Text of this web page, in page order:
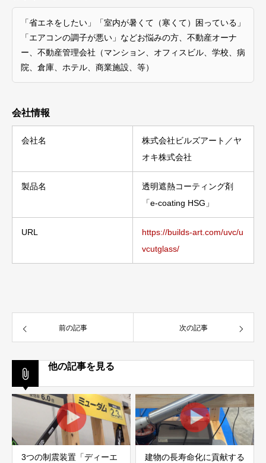
「省エネをしたい」「室内が暑くて（寒くて）困っている」
「エアコンの調子が悪い」などお悩みの方、不動産オーナ
ー、不動産管理会社（マンション、オフィスビル、学校、病
院、倉庫、ホテル、商業施設、等）
会社情報
会社名
株式会社ビルズアート／ヤ
オキ株式会社
製品名
透明遮熱コーティング剤
「e-coating HSG」
URL
https://builds-art.com/uvc/u
vcutglass/
前の記事 次の記事
他の記事を見る
3つの制震装置「ディーエ 建物の長寿命化に貢献する